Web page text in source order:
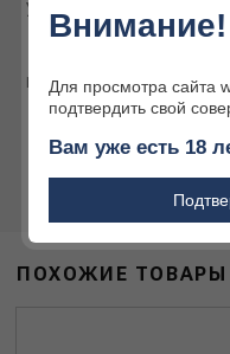
Услуги наших партнёров
Подробнее
ПОХОЖИЕ ТОВАРЫ
Внимание!
Для просмотра сайта
подтвердить свой
Вам уже есть 18